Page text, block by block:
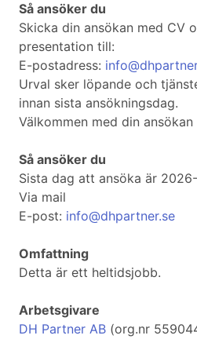
Så ansöker du
Skicka din ansökan med CV
presentation till:
E-postadress:
Urval sker löpande och
innan sista ansökningsdag.
Välkommen med din
Så ansöker du
Sista dag att ansöka är
Via mail
E-post: info@dhpartner.se
Omfattning
Detta är ett heltidsjobb.
Arbetsgivare
DH Partner AB (org.nr